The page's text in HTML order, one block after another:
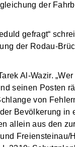
der
gefragt“
der Rodau-
Al-Wazir.
seinen Posten
von
Bevölkerung in
allein aus den
Freiensteinau/